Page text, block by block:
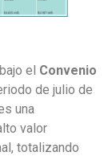
el Convenio
de julio de
una
valor
totalizando